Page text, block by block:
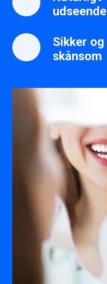
udseende
Sikker og
skånsom